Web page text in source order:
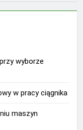
wyborze
w pracy ciągnika
maszyn